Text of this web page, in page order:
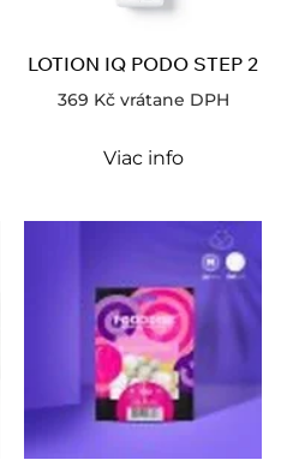
LOTION IQ PODO STEP 2
369 Kč vrátane DPH
Viac info